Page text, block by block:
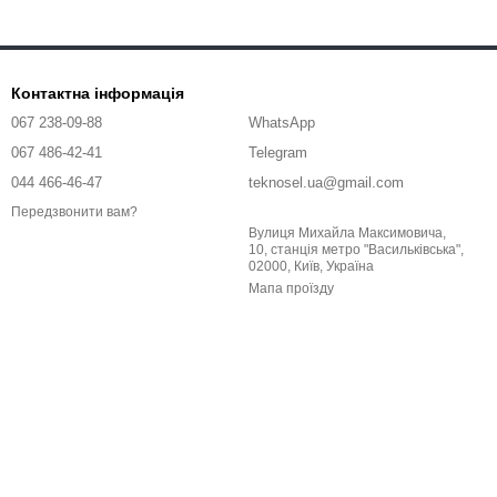
Контактна інформація
067 238-09-88
067 486-42-41
044 466-46-47
Передзвонити вам?
WhatsApp
Telegram
teknosel.ua@gmail.com
Вулиця Михайла Максимовича,
10, станція метро "Васильківська",
02000, Київ, Україна
Мапа проїзду